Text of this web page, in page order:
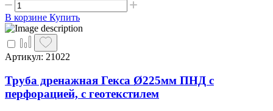
В корзине Купить
Артикул: 21022
Труба дренажная Гекса Ø225мм ПНД с
перфорацией, с геотекстилем